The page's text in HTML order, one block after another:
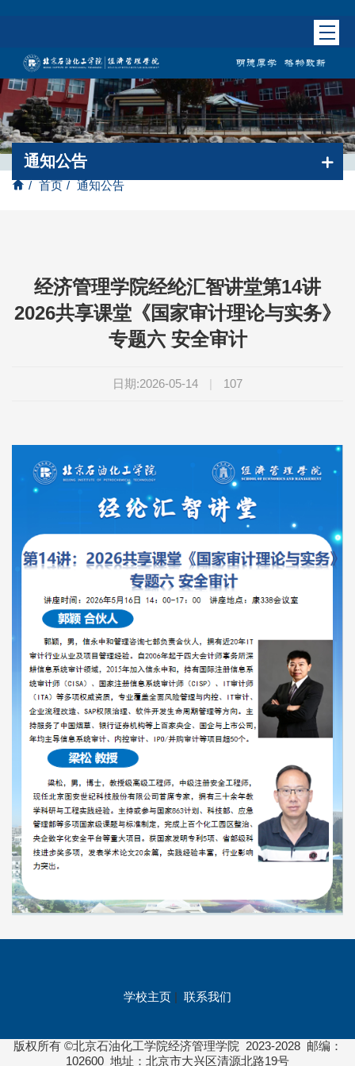
/ 首页 / 通知公告
通知公告
经济管理学院经纶汇智讲堂第14讲
2026共享课堂《国家审计理论与实务》
专题六 安全审计
日期:2026-05-14 | 107
学校主页 | 联系我们
版权所有 ©北京石油化工学院经济管理学院 2023-2028 邮编：
102600 地址：北京市大兴区清源北路19号